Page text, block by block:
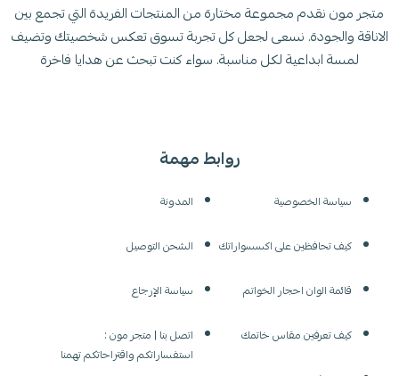
روابط مهمة
سياسة الخصوصية
كيف تحافظين على اكسسواراتك
قائمة الوان احجار الخواتم
كيف تعرفين مقاس خاتمك
المدونة
الشحن التوصيل
سياسة الإرجاع
اتصل بنا | متجر مون :
استفساراتكم واقتراحاتكم تهمنا
متجر مون نقدم مجموعة مختارة من المنتجات الفريدة التي تجمع بين
الاناقة والجودة. نسعى لجعل كل تجربة تسوق تعكس شخصيتك وتضيف
لمسة ابداعية لكل مناسبة. سواء كنت تبحث عن هدايا فاخرة